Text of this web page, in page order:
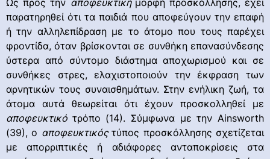
παρατηρηθεί ότι τα παιδιά που αποφεύγουν την επαφή
ή την αλληλεπίδραση με το άτομο που τους παρέχει
φροντίδα, όταν βρίσκονται σε συνθήκη επανασύνδεσης
ύστερα από σύντομο διάστημα αποχωρισμού και σε
συνθήκες στρες, ελαχιστοποιούν την έκφραση των
αρνητικών τους συναισθημάτων. Στην ενήλικη ζωή, τα
άτομα αυτά θεωρείται ότι έχουν προσκολληθεί με
αποφευκτικό τρόπο (14). Σύμφωνα με την Ainsworth
(39), ο αποφευκτικόςτύπος προσκόλλησης σχετίζεται
με απορριπτικές ή αδιάφορες ανταποκρίσεις στα